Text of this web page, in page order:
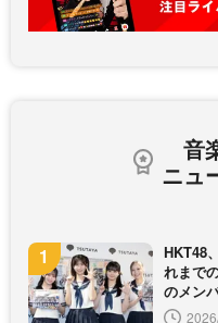
音
ニュ
HKT48
れまで
のメン